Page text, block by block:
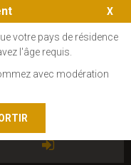
votre pays de résidence
l'âge requis.
avec modération